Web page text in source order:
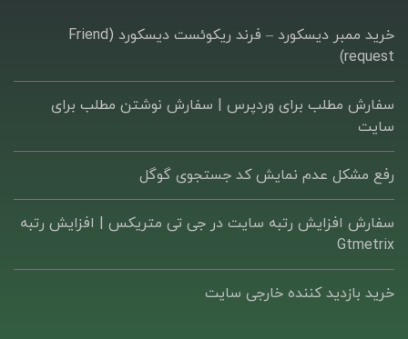
خرید ممبر دیسکورد – فرند ریکوئست دیسکورد (Friend
request)
سفارش مطلب برای وردپرس |‌ سفارش نوشتن مطلب برای
سایت
رفع مشکل عدم نمایش کد جستجوی گوگل
سفارش افزایش رتبه سایت در جی تی متریکس | افزایش رتبه
Gtmetrix
خرید بازدید کننده خارجی سایت